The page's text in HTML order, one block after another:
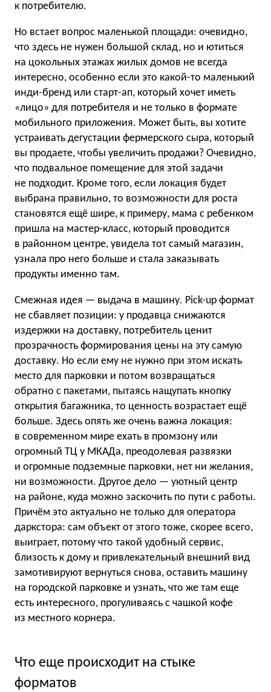
к потребителю.
Но встает вопрос маленькой площади: очевидно,
что здесь не нужен большой склад, но и ютиться
на цокольных этажах жилых домов не всегда
интересно, особенно если это какой-то маленький
инди-бренд или старт-ап, который хочет иметь
«лицо» для потребителя и не только в формате
мобильного приложения. Может быть, вы хотите
устраивать дегустации фермерского сыра, который
вы продаете, чтобы увеличить продажи? Очевидно,
что подвальное помещение для этой задачи
не подходит. Кроме того, если локация будет
выбрана правильно, то возможности для роста
становятся ещё шире, к примеру, мама с ребенком
пришла на мастер-класс, который проводится
в районном центре, увидела тот самый магазин,
узнала про него больше и стала заказывать
продукты именно там.
Смежная идея — выдача в машину. Pick-up формат
не сбавляет позиции: у продавца снижаются
издержки на доставку, потребитель ценит
прозрачность формирования цены на эту самую
доставку. Но если ему не нужно при этом искать
место для парковки и потом возвращаться
обратно с пакетами, пытаясь нащупать кнопку
открытия багажника, то ценность возрастает ещё
больше. Здесь опять же очень важна локация:
в современном мире ехать в промзону или
огромный ТЦ у МКАДа, преодолевая развязки
и огромные подземные парковки, нет ни желания,
ни возможности. Другое дело — уютный центр
на районе, куда можно заскочить по пути с работы.
Причём это актуально не только для оператора
даркстора: сам объект от этого тоже, скорее всего,
выиграет, потому что такой удобный сервис,
близость к дому и привлекательный внешний вид
замотивируют вернуться снова, оставить машину
на городской парковке и узнать, что же там еще
есть интересного, прогуливаясь с чашкой кофе
из местного корнера.
Что еще происходит на стыке
форматов